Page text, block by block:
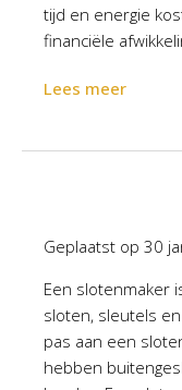
tijd en energie
financiële
Lees meer
Geplaatst op 30
Een slotenmaker
sloten, sleutels
pas aan een
hebben